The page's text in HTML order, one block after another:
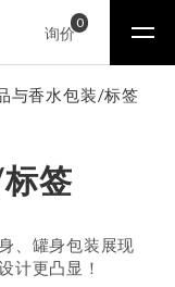
询价
0
与香水包装/标签
签
、罐身包装展现
计更凸显！